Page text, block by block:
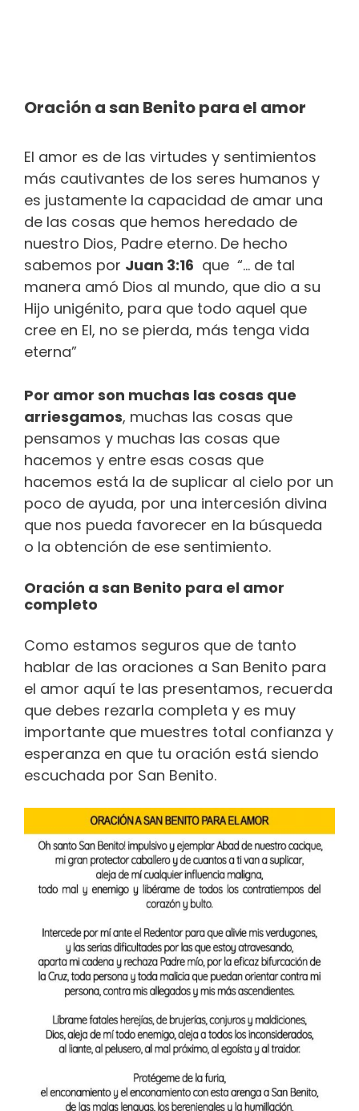
Oración a san Benito para el amor
El amor es de las virtudes y sentimientos
más cautivantes de los seres humanos y
es justamente la capacidad de amar una
de las cosas que hemos heredado de
nuestro Dios, Padre eterno. De hecho
sabemos por Juan 3:16 que “… de tal
manera amó Dios al mundo, que dio a su
Hijo unigénito, para que todo aquel que
cree en El, no se pierda, más tenga vida
eterna”
Por amor son muchas las cosas que
arriesgamos, muchas las cosas que
pensamos y muchas las cosas que
hacemos y entre esas cosas que
hacemos está la de suplicar al cielo por un
poco de ayuda, por una intercesión divina
que nos pueda favorecer en la búsqueda
o la obtención de ese sentimiento.
Oración a san Benito para el amor
completo
Como estamos seguros que de tanto
hablar de las oraciones a San Benito para
el amor aquí te las presentamos, recuerda
que debes rezarla completa y es muy
importante que muestres total confianza y
esperanza en que tu oración está siendo
escuchada por San Benito.